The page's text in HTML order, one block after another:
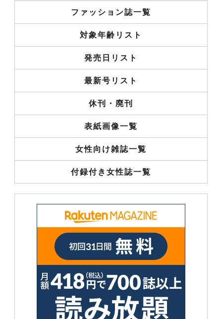
ファッション誌一覧
対象年齢リスト
発売日リスト
最新号リスト
休刊・廃刊
表紙画像一覧
女性向け雑誌一覧
付録付き女性誌一覧